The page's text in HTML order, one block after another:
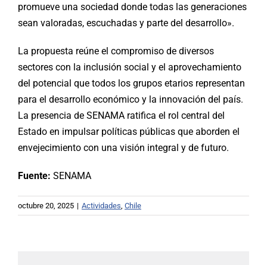
promueve una sociedad donde todas las generaciones
sean valoradas, escuchadas y parte del desarrollo».
La propuesta reúne el compromiso de diversos
sectores con la inclusión social y el aprovechamiento
del potencial que todos los grupos etarios representan
para el desarrollo económico y la innovación del país.
La presencia de SENAMA ratifica el rol central del
Estado en impulsar políticas públicas que aborden el
envejecimiento con una visión integral y de futuro.
Fuente: SENAMA
octubre 20, 2025 | Actividades Chile